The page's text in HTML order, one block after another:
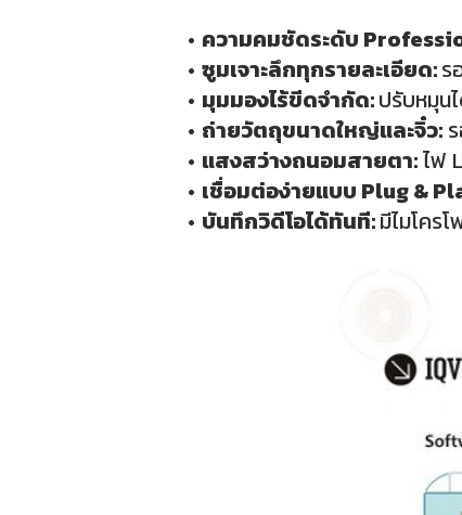
ความคมชัดระดับ
ซูมเจาะลึกทุกรายละเอียด:ร
มุมมองไร้ขีดจำกัด:ปรับหมุน
ถ่ายวัตถุขนาดใหญ่และจิ๋ว:
แสงสว่างถนอมสายตา:ไฟ
เชื่อมต่อง่ายแบบ Plug &
บันทึกวิดีโอได้ทันที:มีไมโคร